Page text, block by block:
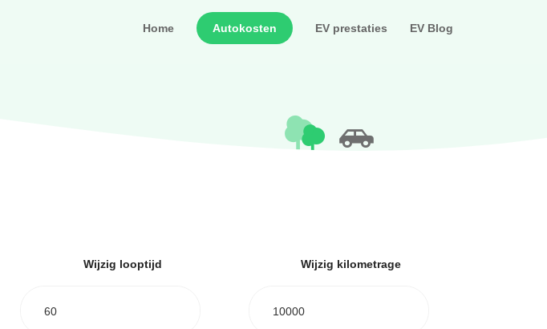
Home Autokosten EV prestaties EV Blog
Wijzig looptijd
60
Wijzig kilometrage
10000